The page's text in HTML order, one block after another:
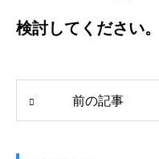
検討してください。
前の記事